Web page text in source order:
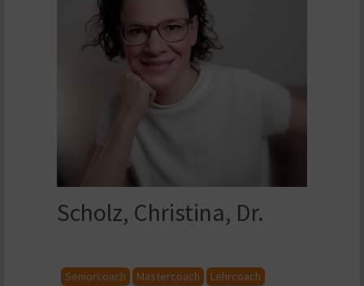
Scholz, Christina, Dr.
Seniorcoach Mastercoach
Lehrcoach